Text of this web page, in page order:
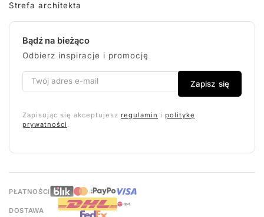
Strefa architekta
Bądź na bieżąco
Odbierz inspiracje i promocję
Zapisz się
Zapisując się akceptujesz regulamin i politykę
prywatności .
PŁATNOŚCI
DOSTAWA